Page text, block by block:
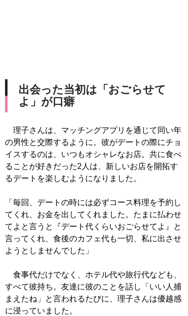
出会った当初は「おごらせて
よ」が口癖
理子さんは、マッチングアプリを通じて同い年
の男性と交際するように。彼がデートの際にチョ
イスするのは、いつもオシャレなお店。共に食べ
ることが好きだった2人は、新しいお店を開拓す
るデートを楽しむようになりました。
「毎回、デートの時には必ずコース料理を予約し
てくれ、お金を出してくれました。たまに払わせ
てよと言うと『デート代くらいおごらせてよ』と
言ってくれ、食後のカフェ代も一切、私に出させ
ようとしませんでした」
食事代だけでなく、ホテル代や旅行代なども、
すべて彼持ち。友達に彼のことを話し「いい人捕
まえたね」と言われるたびに、理子さんは優越感
に浸っていました。